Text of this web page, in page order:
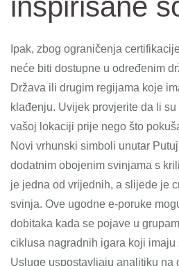
inspirisane
Ipak, zbog ograničenja
neće biti dostupne u određenim
Država ili drugim regijama koje
klađenju. Uvijek provjerite da li
vašoj lokaciji prije nego što
Novi vrhunski simboli unutar
dodatnim obojenim svinjama s
je jedna od vrijednih, a slijede je
svinja. Ove ugodne e-poruke
dobitaka kada se pojave u
ciklusa nagradnih igara koji imaju
Usluge uspostavljaju analitiku na